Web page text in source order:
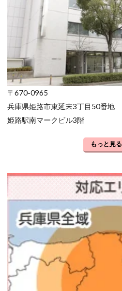
〒670-0965
兵庫県姫路市東延末3丁目50番地
姫路駅南マークビル3階
もっと見る